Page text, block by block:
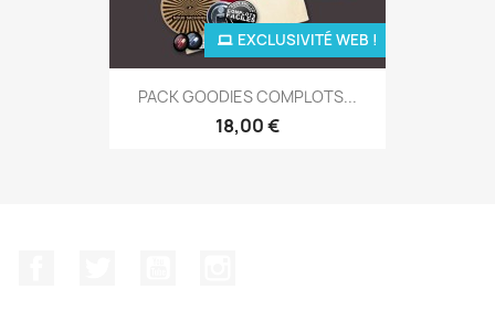
PACK GOODIES COMPLOTS...
18,00 €
EXCLUSIVITÉ WEB !